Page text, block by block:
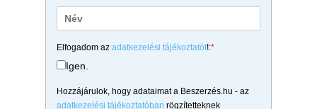
Elfogadom az adatkezelési tájékoztatót!:*
Igen.
Hozzájárulok, hogy adataimat a Beszerzés.hu - az
adatkezelési tájékoztatóban rögzítetteknek